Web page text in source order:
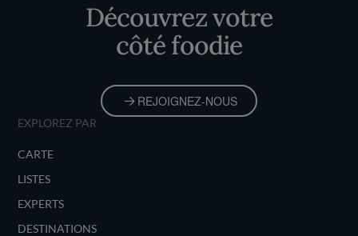
Découvrez votre
côté foodie
REJOIGNEZ-NOUS
EXPLOREZ PAR
CARTE
LISTES
EXPERTS
DESTINATIONS